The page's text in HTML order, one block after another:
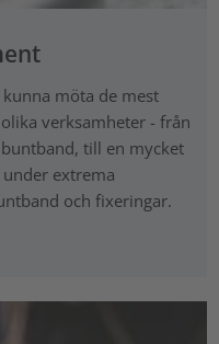
möta de mest
verksamheter - från
till en mycket
extrema
och fixeringar.